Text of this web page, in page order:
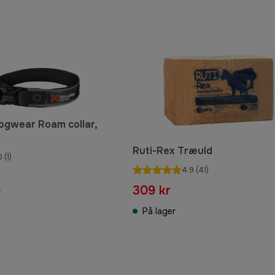
Roam collar,
(1) Ruti-Rex Træuld
4.9 (41)
309 kr
På lager